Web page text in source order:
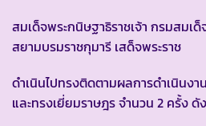
สมเด็จพระกนิษฐาธิราชเจ้า กรมสมเ
สยามบรมราชกุมารี เสด็จพระราช
ดำเนินไปทรงติดตามผลการดำเนินงา
และทรงเยี่ยมราษฎร จำนวน 2 ครั้ง ดั